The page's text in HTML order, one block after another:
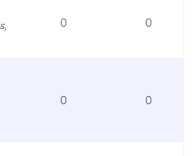
0 0
0 0